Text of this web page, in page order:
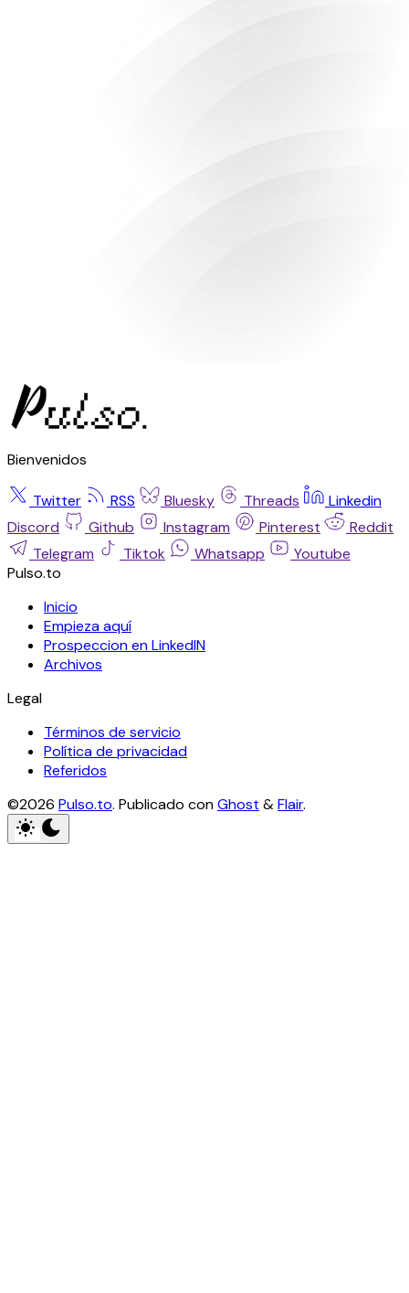
Bienvenidos
Twitter RSS Bluesky Threads
Linkedin
Discord
Github Instagram Pinterest
Reddit
Telegram
Tiktok Whatsapp
Youtube
Pulso.to
Inicio
Empieza aquí
Prospeccion en LinkedIN
Archivos
Legal
Términos de servicio
Política de privacidad
Referidos
©2026 Pulso.to. Publicado conGhost &Flair.